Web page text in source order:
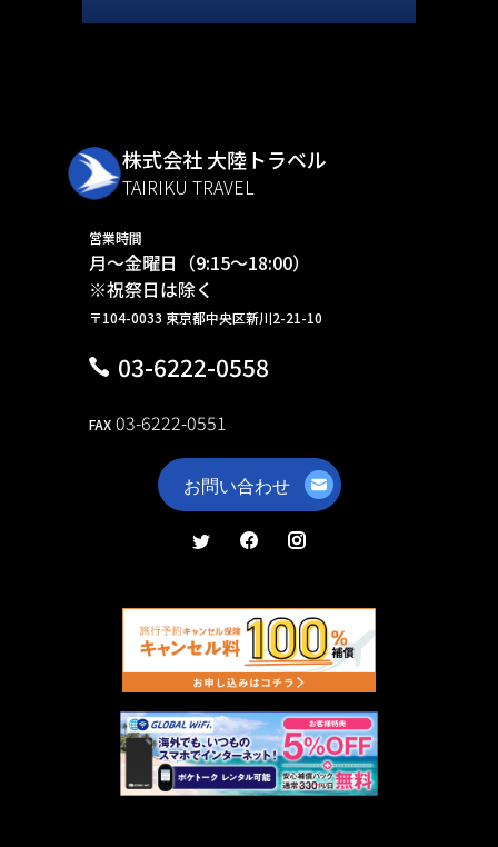
株式会社 大陸トラベル
TAIRIKU TRAVEL
営業時間
月～金曜日（9:15～18:00）
※祝祭日は除く
〒104-0033 東京都中央区新川2-21-10
03-6222-0558
FAX 03-6222-0551